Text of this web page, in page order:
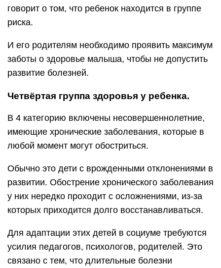
говорит о том, что ребенок находится в группе
риска.
И его родителям необходимо проявить максимум
заботы о здоровье малыша, чтобы не допустить
развитие болезней.
Четвёртая группа здоровья у ребенка.
В 4 категорию включены несовершеннолетние,
имеющие хронические заболевания, которые в
любой момент могут обостриться.
Обычно это дети с врожденными отклонениями в
развитии. Обострение хронического заболевания
у них нередко проходит с осложнениями, из-за
которых приходится долго восстанавливаться.
Для адаптации этих детей в социуме требуются
усилия педагогов, психологов, родителей. Это
связано с тем, что длительные болезни